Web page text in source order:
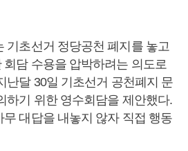
기초선거 정당공천 폐지를 놓고
회담 수용을 압박하려는 의도로
난달 30일 기초선거 공천폐지 문
하기 위한 영수회담을 제안했다.
대답을 내놓지 않자 직접 행동